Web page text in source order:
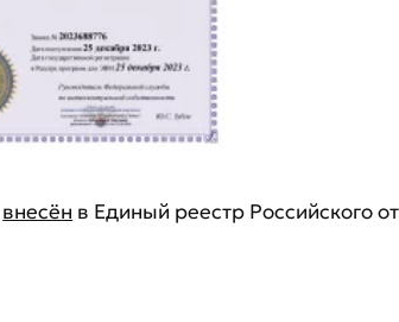
внесён в Единый реестр Российского